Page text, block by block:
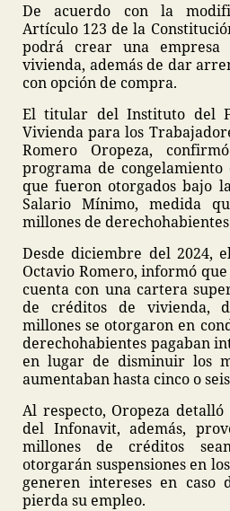
De acuerdo con la
Artículo 123 de la
podrá crear una
vivienda, además de dar
con opción de compra.
El titular del Instituto del
Vivienda para los
Romero Oropeza,
programa de
que fueron otorgados bajo
Salario Mínimo, medida
millones de
Desde diciembre del 2024,
Octavio Romero, informó
cuenta con una cartera
de créditos de vivienda,
millones se otorgaron en
derechohabientes pagaban
en lugar de disminuir los
aumentaban hasta cinco o
Al respecto, Oropeza
del Infonavit, además,
millones de créditos
otorgarán suspensiones en
generen intereses en
pierda su empleo.